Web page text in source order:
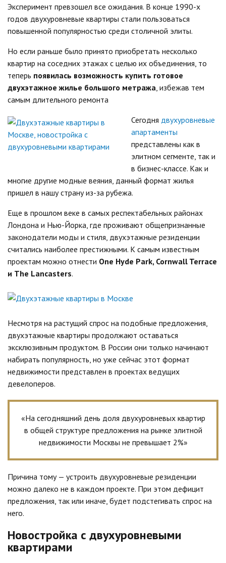
Эксперимент превзошел все ожидания. В конце 1990-х
годов двухуровневые квартиры стали пользоваться
повышенной популярностью среди столичной элиты.
Но если раньше было принято приобретать несколько
квартир на соседних этажах с целью их объединения, то
теперь появилась возможность купить готовое
двухэтажное жилье большого метража , избежав тем
самым длительного ремонта
Сегодня двухуровневые
апартаменты
представлены как в
элитном сегменте, так и
в бизнес-классе. Как и
многие другие модные веяния, данный формат жилья
пришел в нашу страну из-за рубежа.
Еще в прошлом веке в самых респектабельных районах
Лондона и Нью-Йорка, где проживают общепризнанные
законодатели моды и стиля, двухэтажные резиденции
считались наиболее престижными. К самым известным
проектам можно отнести One Hyde Park, Cornwall Terrace
и The Lancasters.
Несмотря на растущий спрос на подобные предложения,
двухэтажные квартиры продолжают оставаться
эксклюзивным продуктом. В России они только начинают
набирать популярность, но уже сейчас этот формат
недвижимости представлен в проектах ведущих
девелоперов.
«На сегодняшний день доля двухуровневых квартир
в общей структуре предложения на рынке элитной
недвижимости Москвы не превышает 2%»
Причина тому — устроить двухуровневые резиденции
можно далеко не в каждом проекте. При этом дефицит
предложения, так или иначе, будет подстегивать спрос на
него.
Новостройка с двухуровневыми
квартирами